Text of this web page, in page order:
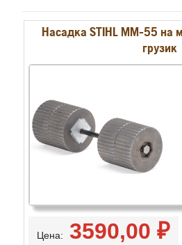
Насадка STIHL MM-55 на
грузик
Цена: 3590,00 ₽